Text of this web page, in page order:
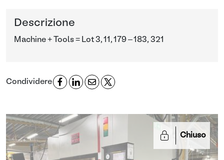
Chiuso
Descrizione
Machine + Tools = Lot 3, 11, 179 – 183, 321
Condividere